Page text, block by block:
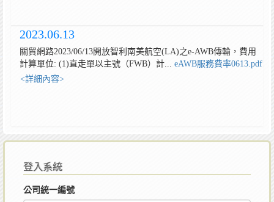
2023.06.13
關貿網路2023/06/13開放智利南美航空(LA)之e-AWB傳輸，費用
計算單位: (1)直走單以主號（FWB）計... eAWB服務費率0613.pdf
<詳細內容>
登入系統
公司統一編號